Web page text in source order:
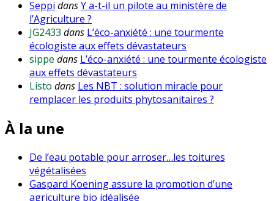
Seppi dansY a-t-il un pilote au ministère de
l’Agriculture ?
JG2433 dans L’éco-anxiété : une tourmente
écologiste aux effets dévastateurs
sippe dans L’éco-anxiété : une tourmente écologiste
aux effets dévastateurs
Listo dans Les NBT : solution miracle pour
remplacer les produits phytosanitaires ?
À la une
De l’eau potable pour arroser…les toitures
végétalisées
Gaspard Koening assure la promotion d’une
agriculture bio idéalisée